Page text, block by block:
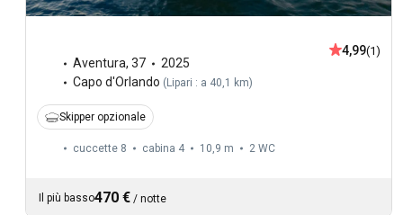
Aventura, 37
2025
Capo d'Orlando ( Lipari : a 40,1 km)
4,99(1)
Skipper opzionale
cuccette 8 cabina 4 10,9 m 2 WC
Il più basso470 € / notte